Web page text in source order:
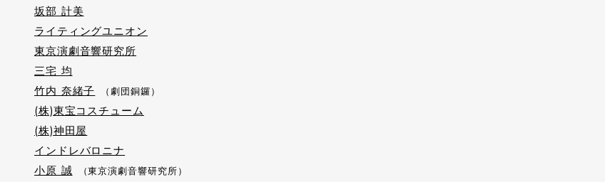
坂部 計美
ライティングユニオン
東京演劇音響研究所
三宅 均
竹内 奈緒子 （劇団銅鑼）
(株)東宝コスチューム
(株)神田屋
インドレバロニナ
小原 誠 （東京演劇音響研究所）